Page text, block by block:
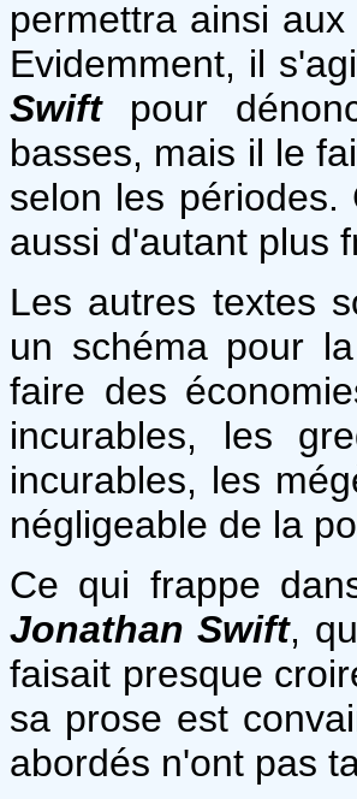
permettra ainsi
Evidemment, il
Swiftpour
basses, mais il le
selon les
aussi d'autant plus
Les autres textes
un schéma pour
faire des
incurables, les
incurables, les
négligeable de la
Ce qui frappe
Jonathan Swift,
faisait presque
sa prose est
abordés n'ont pas